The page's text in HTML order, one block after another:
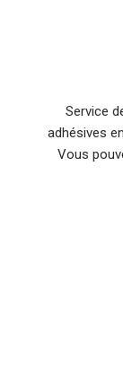
Service
adhésives
Vous